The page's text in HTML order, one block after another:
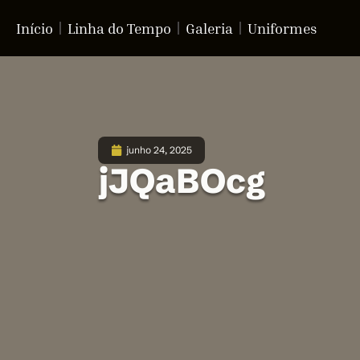
Início Linha do Tempo Galeria Uniformes
junho 24, 2025
jJQaBOcg